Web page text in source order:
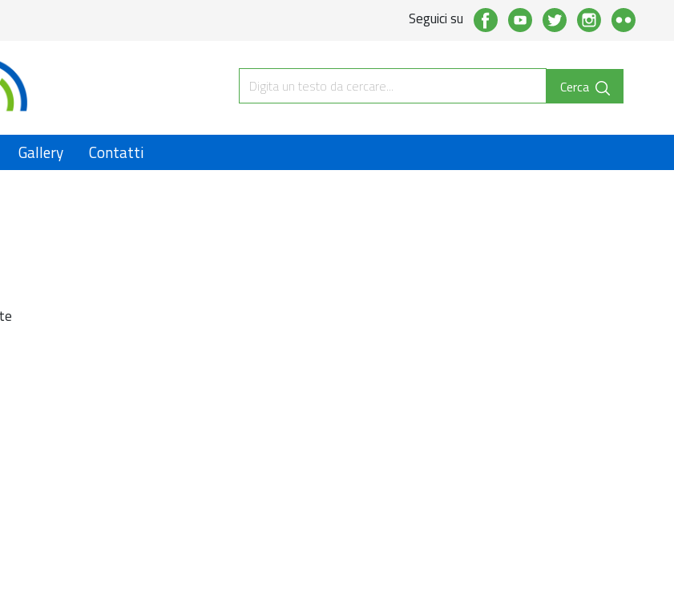
Seguici su
Cerca
Gallery Contatti